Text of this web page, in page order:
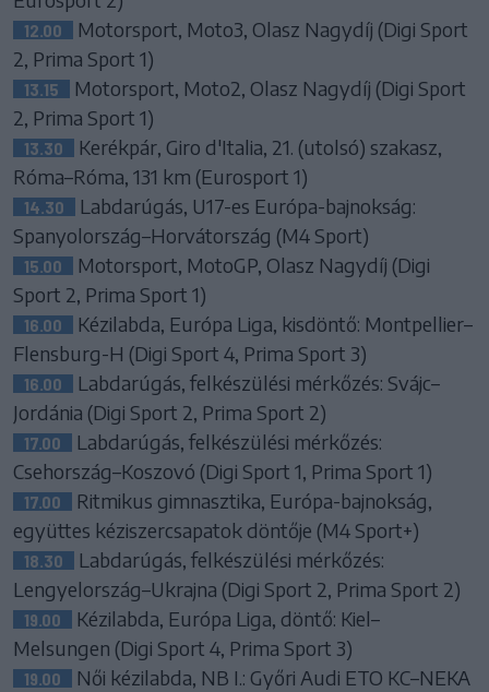
12.00
Motorsport, Moto3, Olasz Nagydíj (Digi Sport
2, Prima Sport 1)
13.15
Motorsport, Moto2, Olasz Nagydíj (Digi Sport
2, Prima Sport 1)
13.30
Kerékpár, Giro d'Italia, 21. (utolsó) szakasz,
Róma–Róma, 131 km (Eurosport 1)
14.30
Labdarúgás, U17-es Európa-bajnokság:
Spanyolország–Horvátország (M4 Sport)
15.00
Motorsport, MotoGP, Olasz Nagydíj (Digi
Sport 2, Prima Sport 1)
16.00
Kézilabda, Európa Liga, kisdöntő: Montpellier–
Flensburg-H (Digi Sport 4, Prima Sport 3)
16.00
Labdarúgás, felkészülési mérkőzés: Svájc–
Jordánia (Digi Sport 2, Prima Sport 2)
17.00
Labdarúgás, felkészülési mérkőzés:
Csehország–Koszovó (Digi Sport 1, Prima Sport 1)
17.00
Ritmikus gimnasztika, Európa-bajnokság,
együttes kéziszercsapatok döntője (M4 Sport+)
18.30
Labdarúgás, felkészülési mérkőzés:
Lengyelország–Ukrajna (Digi Sport 2, Prima Sport 2)
19.00
Kézilabda, Európa Liga, döntő: Kiel–
Melsungen (Digi Sport 4, Prima Sport 3)
19.00
Női kézilabda, NB I.: Győri Audi ETO KC–NEKA